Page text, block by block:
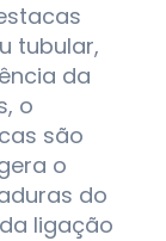
tubular,
da
o
são
o
do
ligação